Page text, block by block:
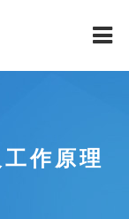
作原理